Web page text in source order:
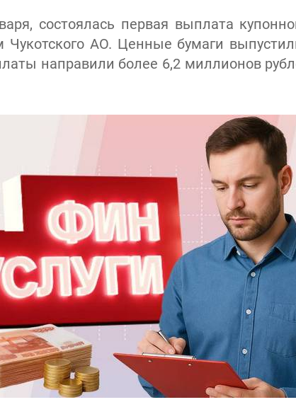
состоялась первая выплата
АО. Ценные бумаги
направили более 6,2 миллионов